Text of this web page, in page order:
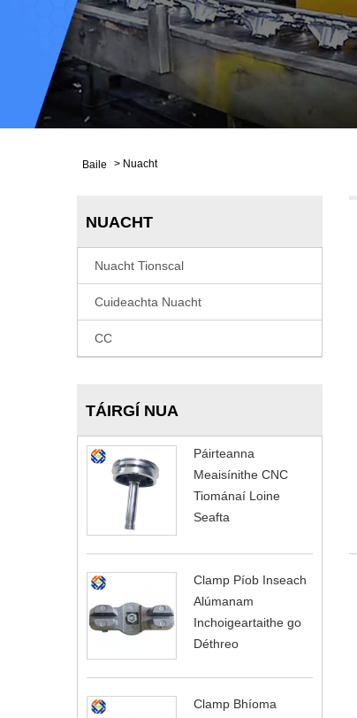
Baile > Nuacht
NUACHT
Nuacht Tionscal
Cuideachta Nuacht
CC
TÁIRGÍ NUA
Páirteanna
Meaisínithe CNC
Tiománaí Loine
Seafta
Clamp Píob Inseach
Alúmanam
Inchoigeartaithe go
Déthreo
Clamp Bhíoma